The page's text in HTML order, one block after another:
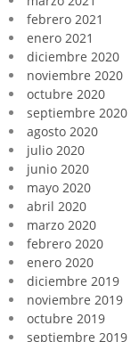
febrero 2021
enero 2021
diciembre 2020
noviembre 2020
octubre 2020
septiembre 2020
agosto 2020
julio 2020
junio 2020
mayo 2020
abril 2020
marzo 2020
febrero 2020
enero 2020
diciembre 2019
noviembre 2019
octubre 2019
septiembre 2019